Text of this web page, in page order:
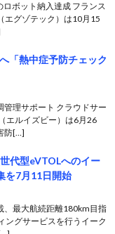
ボット納入達成 フランス
エグゾテック）は10月15
「熱中症予防チェック
理サポート クラウドサー
エルイズビー）は6月26
防[…]
代型eVTOLへのイー
を7月11日開始
、最大航続距離180km目指
ングサービスを行うイーク